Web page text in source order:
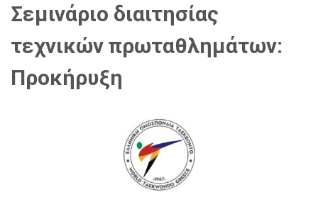
Σεμινάριο διαιτησίας
τεχνικών πρωταθλημάτων:
Προκήρυξη